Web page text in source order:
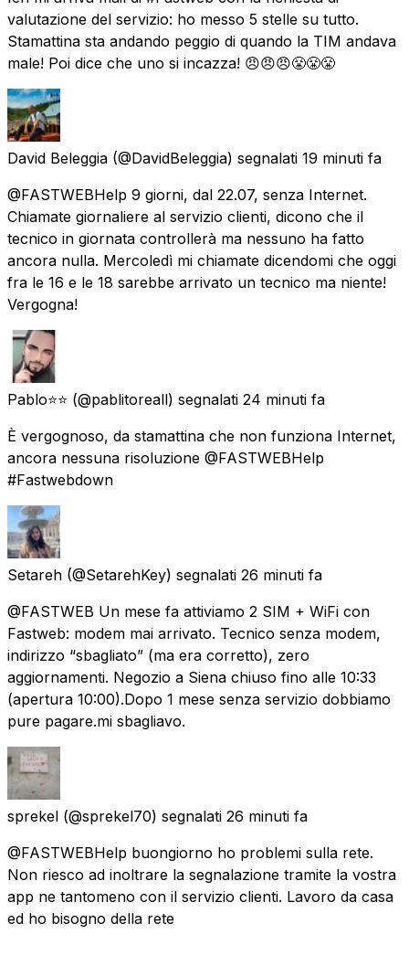
valutazione del servizio: ho messo 5 stelle su tutto.
Stamattina sta andando peggio di quando la TIM andava
male! Poi dice che uno si incazza! 😠😠😠😤😤😤
David Beleggia (@DavidBeleggia) segnalati 19 minuti fa
@FASTWEBHelp 9 giorni, dal 22.07, senza Internet.
Chiamate giornaliere al servizio clienti, dicono che il
tecnico in giornata controllerà ma nessuno ha fatto
ancora nulla. Mercoledì mi chiamate dicendomi che oggi
fra le 16 e le 18 sarebbe arrivato un tecnico ma niente!
Vergogna!
Pablo⭐⭐ (@pablitoreall) segnalati 24 minuti fa
È vergognoso, da stamattina che non funziona Internet,
ancora nessuna risoluzione @FASTWEBHelp
#Fastwebdown
Setareh (@SetarehKey) segnalati 26 minuti fa
@FASTWEB Un mese fa attiviamo 2 SIM + WiFi con
Fastweb: modem mai arrivato. Tecnico senza modem,
indirizzo “sbagliato” (ma era corretto), zero
aggiornamenti. Negozio a Siena chiuso fino alle 10:33
(apertura 10:00).Dopo 1 mese senza servizio dobbiamo
pure pagare.mi sbagliavo.
sprekel (@sprekel70) segnalati 26 minuti fa
@FASTWEBHelp buongiorno ho problemi sulla rete.
Non riesco ad inoltrare la segnalazione tramite la vostra
app ne tantomeno con il servizio clienti. Lavoro da casa
ed ho bisogno della rete